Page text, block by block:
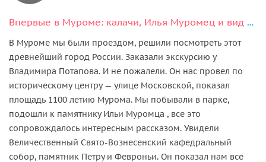
Впервые в Муроме: калачи, Илья Муромец и вид на Оку
В Муроме мы были проездом, решили посмотреть этот
древнейший город России. Заказали экскурсию у
Владимира Потапова. И не пожалели. Он нас провел по
историческому центру — улице Московской, показал
площадь 1100 летию Мурома. Мы побывали в парке,
подошли к памятнику Ильи Муромца , все это
сопровождалось интересным рассказом. Увидели
Величественный Свято-Вознесенский кафедральный
собор, памятник Петру и Февроньи. Он показал нам все